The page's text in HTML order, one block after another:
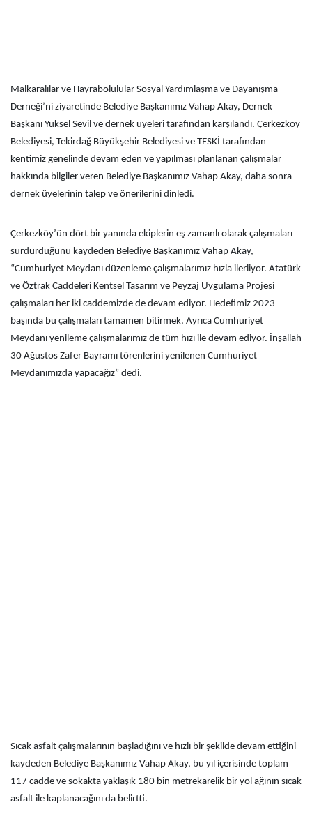
Malkaralılar ve Hayrabolulular Sosyal Yardımlaşma ve Dayanışma
Derneği’ni ziyaretinde Belediye Başkanımız Vahap Akay, Dernek
Başkanı Yüksel Sevil ve dernek üyeleri tarafından karşılandı. Çerkezköy
Belediyesi, Tekirdağ Büyükşehir Belediyesi ve TESKİ tarafından
kentimiz genelinde devam eden ve yapılması planlanan çalışmalar
hakkında bilgiler veren Belediye Başkanımız Vahap Akay, daha sonra
dernek üyelerinin talep ve önerilerini dinledi.
Çerkezköy’ün dört bir yanında ekiplerin eş zamanlı olarak çalışmaları
sürdürdüğünü kaydeden Belediye Başkanımız Vahap Akay,
“Cumhuriyet Meydanı düzenleme çalışmalarımız hızla ilerliyor. Atatürk
ve Öztrak Caddeleri Kentsel Tasarım ve Peyzaj Uygulama Projesi
çalışmaları her iki caddemizde de devam ediyor. Hedefimiz 2023
başında bu çalışmaları tamamen bitirmek. Ayrıca Cumhuriyet
Meydanı yenileme çalışmalarımız de tüm hızı ile devam ediyor. İnşallah
30 Ağustos Zafer Bayramı törenlerini yenilenen Cumhuriyet
Meydanımızda yapacağız” dedi.
Sıcak asfalt çalışmalarının başladığını ve hızlı bir şekilde devam ettiğini
kaydeden Belediye Başkanımız Vahap Akay, bu yıl içerisinde toplam
117 cadde ve sokakta yaklaşık 180 bin metrekarelik bir yol ağının sıcak
asfalt ile kaplanacağını da belirtti.